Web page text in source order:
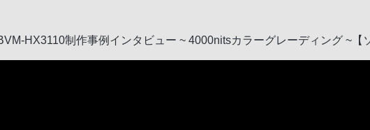
HX3110制作事例インタビュー ~ 4000nitsカラーグレーディング ~【